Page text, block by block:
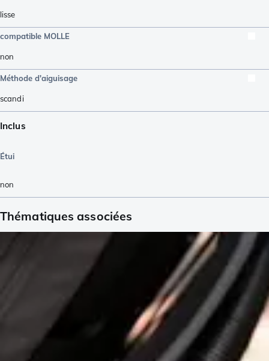
lisse
compatible MOLLE
non
Méthode d'aiguisage
scandi
Inclus
Étui
non
Thématiques associées